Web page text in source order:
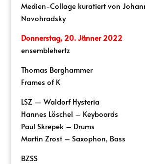
Medien-Collage kuratiert von
Novohradsky
Donnerstag, 20. Jänner 2022
ensemblehertz
Thomas Berghammer
Frames of K
LSZ — Waldorf Hysteria
Hannes Löschel – Keyboards
Paul Skrepek – Drums
Martin Zrost – Saxophon, Bass
BZSS